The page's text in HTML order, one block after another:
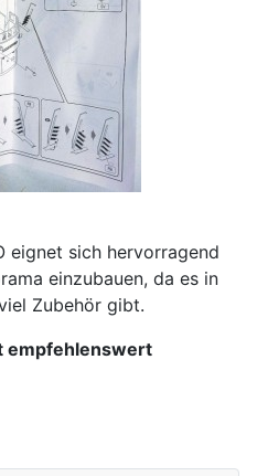
eignet sich hervorragend
einzubauen, da es in
Zubehör gibt.
empfehlenswert